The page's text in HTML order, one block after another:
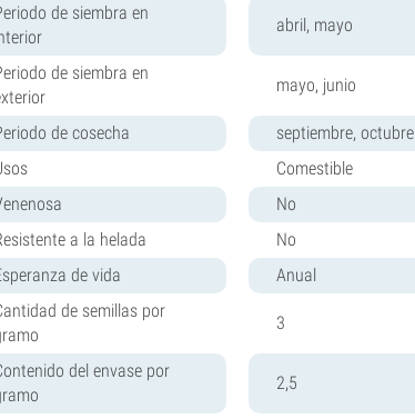
de siembra en
abril, mayo
de siembra en
mayo, junio
de cosecha
septiembre, octubre
Comestible
No
a la helada
No
de vida
Anual
de semillas por
3
del envase por
2,5